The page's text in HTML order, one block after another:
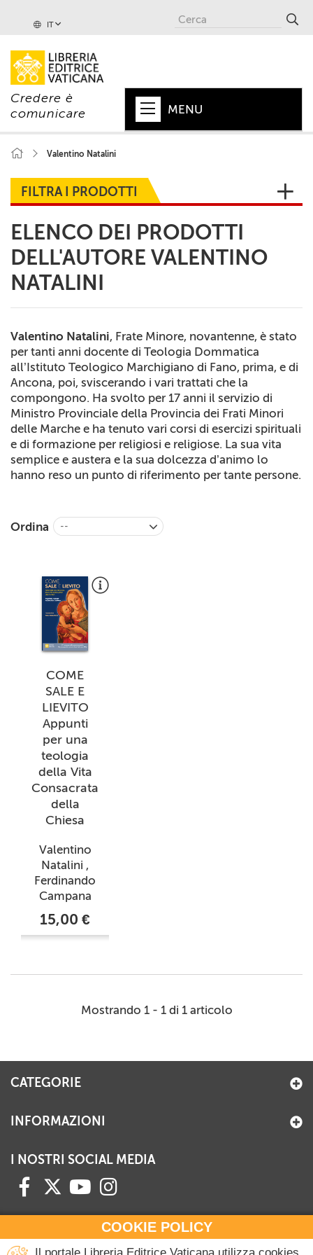
IT
Credere è
comunicare
MENU
PAPA
+
VATICANO
CHIESA
MONDO
+
+
CEI
AUTORI VARI
Valentino Natalini
FILTRA I PRODOTTI
ELENCO DEI PRODOTTI
DELL'AUTORE VALENTINO
NATALINI
Valentino Natalini, Frate Minore, novantenne, è stato
per tanti anni docente di Teologia Dommatica
all’Istituto Teologico Marchigiano di Fano, prima, e di
Ancona, poi, sviscerando i vari trattati che la
compongono. Ha svolto per 17 anni il servizio di
Ministro Provinciale della Provincia dei Frati Minori
delle Marche e ha tenuto vari corsi di esercizi spirituali
e di formazione per religiosi e religiose. La sua vita
semplice e austera e la sua dolcezza d’animo lo
hanno reso un punto di riferimento per tante persone.
Ordina --
COME
SALE E
LIEVITO
Appunti
per una
teologia
della Vita
Consacrata
della
Chiesa
Valentino
Natalini ,
Ferdinando
Campana
15,00 €
Mostrando 1 - 1 di 1 articolo
COOKIE POLICY
CATEGORIE
INFORMAZIONI
I NOSTRI SOCIAL MEDIA
HAI BISOGNO DI INFORMAZIONI?